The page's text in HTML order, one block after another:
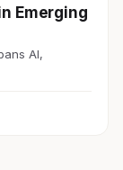
Emerging
AI,